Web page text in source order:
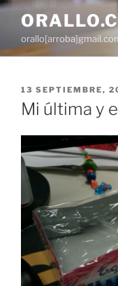
Saltar
contenido
PUBLICADO
EL
13 SEPTIEMBRE,
Mi última y